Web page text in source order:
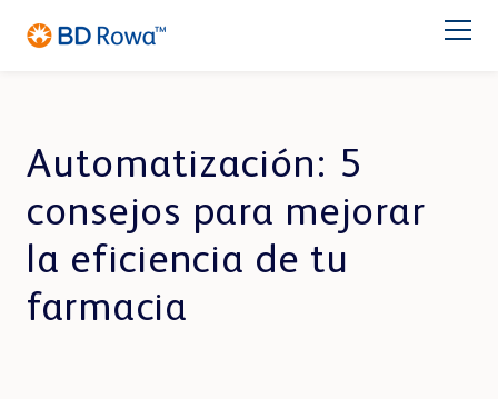
日本語
BD Rowa™ para tu negocio
Automatización: 5
consejos para mejorar
la eficiencia de tu
farmacia